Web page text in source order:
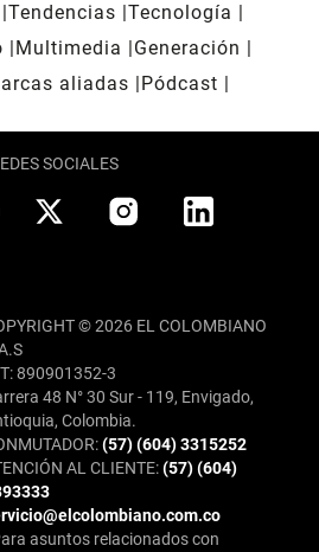
Tendencias Tecnología
Multimedia
Generación
aliadas
Pódcast
SOCIALES
© 2026 EL COLOMBIANO
890901352-3
48 N° 30 Sur - 119, Envigado,
Colombia.
(57) (604) 3315252
AL CLIENTE:(57) (604)
asuntos relacionados con